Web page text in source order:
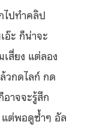
ไปทำคลิป
อ๊ะ ก็น่าจะ
สี่ยง แต่ลอง
วกดไลก์ กด
าจจะรู้สึก
แต่พอดูซ้ำๆ อัล